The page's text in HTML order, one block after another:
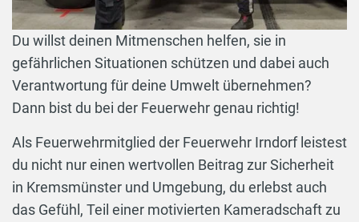
Du willst deinen Mitmenschen helfen, sie in
gefährlichen Situationen schützen und dabei auch
Verantwortung für deine Umwelt übernehmen?
Dann bist du bei der Feuerwehr genau richtig!
Als Feuerwehrmitglied der Feuerwehr Irndorf leistest
du nicht nur einen wertvollen Beitrag zur Sicherheit
in Kremsmünster und Umgebung, du erlebst auch
das Gefühl, Teil einer motivierten Kameradschaft zu